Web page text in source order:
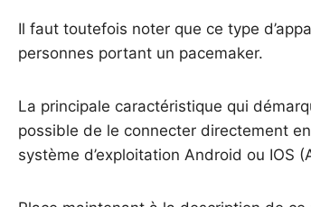
Il faut toutefois noter que ce type
personnes portant un pacemaker.
La principale caractéristique qui
possible de le connecter directement
système d’exploitation Android ou IOS